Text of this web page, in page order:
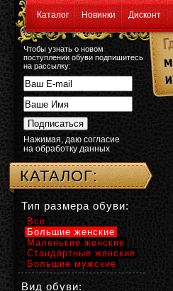
Каталог Новинки Дисконт
Чтобы узнать о новом
поступлении обуви подпишитесь
на рассылку:
Нажимая, даю согласие
на обработку данных
КАТАЛОГ:
Тип размера обуви:
Все
Большие женские
Маленькие женские
Стандартные женские
Большие мужские
Вид обуви: